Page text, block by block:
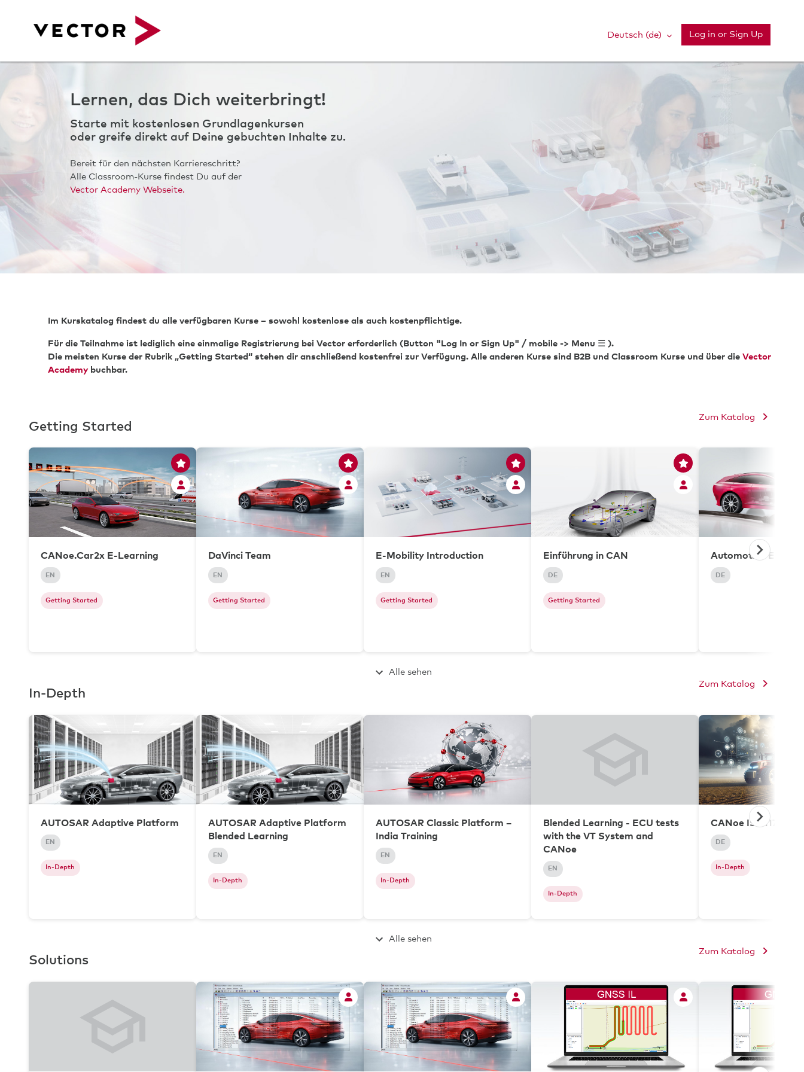
Deutsch ‎(de)‎ Log in or Sign Up
Lernen, das Dich weiterbringt!
Starte mit kostenlosen Grundlagenkursen
oder greife direkt auf Deine gebuchten Inhalte zu.
Bereit für den nächsten Karriereschritt?
Alle Classroom-Kurse findest Du auf der
Vector Academy Webseite.
Im Kurskatalog findest du alle verfügbaren Kurse – sowohl kostenlose als auch kostenpflichtige.
Für die Teilnahme ist lediglich eine einmalige Registrierung bei Vector erforderlich (Button "Log In or Sign Up" / mobile -> Menu ☰ ).
Die meisten Kurse der Rubrik „Getting Started“ stehen dir anschließend kostenfrei zur Verfügung. Alle anderen Kurse sind B2B und Classroom Kurse und über die Vector
Academybuchbar.
Getting Started
Zum Katalog
CANoe.Car2x E-Learning
EN
Getting Started
DaVinci Team
EN
Getting Started
E-Mobility Introduction
EN
Getting Started
Einführung in CAN
DE
Getting Started
Automotive
DE
Alle sehen
In-Depth
Zum Katalog
AUTOSAR Adaptive Platform
EN
In-Depth
AUTOSAR Adaptive Platform
Blended Learning
EN
In-Depth
AUTOSAR Classic Platform –
India Training
EN
In-Depth
Blended Learning - ECU tests
with the VT System and
CANoe
EN
In-Depth
CANoe ISO11783
DE
In-Depth
Alle sehen
Solutions
Zum Katalog